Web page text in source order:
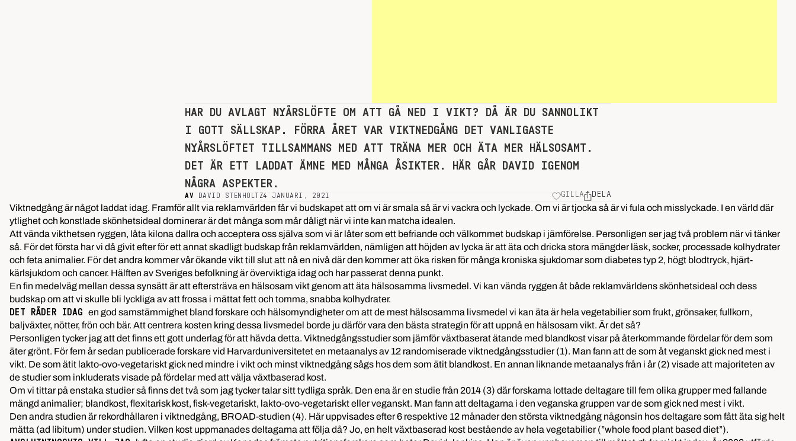
HAR DU AVLAGT NYÅRSLÖFTE OM ATT GÅ NED I VIKT? DÅ ÄR DU SANNOLIKT
I GOTT SÄLLSKAP. FÖRRA ÅRET VAR VIKTNEDGÅNG DET VANLIGASTE
NYÅRSLÖFTET TILLSAMMANS MED ATT TRÄNA MER OCH ÄTA MER HÄLSOSAMT.
DET ÄR ETT LADDAT ÄMNE MED MÅNGA ÅSIKTER. HÄR GÅR DAVID IGENOM
NÅGRA ASPEKTER.
AV DAVID STENHOLTZ4 JANUARI, 2021 GILLA DELA
Viktnedgång är något laddat idag. Framför allt via reklamvärlden får vi budskapet att om vi är smala så är vi vackra och lyckade. Om vi är tjocka så är vi fula och misslyckade. I en värld där
ytlighet och konstlade skönhetsideal dominerar är det många som mår dåligt när vi inte kan matcha idealen.
Att vända vikthetsen ryggen, låta kilona dallra och acceptera oss själva som vi är låter som ett befriande och välkommet budskap i jämförelse. Personligen ser jag två problem när vi tänker
så. För det första har vi då givit efter för ett annat skadligt budskap från reklamvärlden, nämligen att höjden av lycka är att äta och dricka stora mängder läsk, socker, processade kolhydrater
och feta animalier. För det andra kommer vår ökande vikt till slut att nå en nivå där den kommer att öka risken för många kroniska sjukdomar som diabetes typ 2, högt blodtryck, hjärt-
kärlsjukdom och cancer. Hälften av Sveriges befolkning är överviktiga idag och har passerat denna punkt.
En fin medelväg mellan dessa synsätt är att eftersträva en hälsosam vikt genom att äta hälsosamma livsmedel. Vi kan vända ryggen åt både reklamvärldens skönhetsideal och dess
budskap om att vi skulle bli lyckliga av att frossa i mättat fett och tomma, snabba kolhydrater.
DET RÅDER IDAG en god samstämmighet bland forskare och hälsomyndigheter om att de mest hälsosamma livsmedel vi kan äta är hela vegetabilier som frukt, grönsaker, fullkorn,
baljväxter, nötter, frön och bär. Att centrera kosten kring dessa livsmedel borde ju därför vara den bästa strategin för att uppnå en hälsosam vikt. Är det så?
Personligen tycker jag att det finns ett gott underlag för att hävda detta. Viktnedgångsstudier som jämför växtbaserat ätande med blandkost visar på återkommande fördelar för dem som
äter grönt. För fem år sedan publicerade forskare vid Harvarduniversitetet en metaanalys av 12 randomiserade viktnedgångsstudier (1). Man fann att de som åt veganskt gick ned mest i
vikt. De som ätit lakto-ovo-vegetariskt gick ned mindre i vikt och minst viktnedgång sågs hos dem som ätit blandkost. En annan liknande metaanalys från i år (2) visade att majoriteten av
de studier som inkluderats visade på fördelar med att välja växtbaserad kost.
Om vi tittar på enstaka studier så finns det två som jag tycker talar sitt tydliga språk. Den ena är en studie från 2014 (3) där forskarna lottade deltagare till fem olika grupper med fallande
mängd animalier; blandkost, flexitarisk kost, fisk-vegetariskt, lakto-ovo-vegetariskt eller veganskt. Man fann att deltagarna i den veganska gruppen var de som gick ned mest i vikt.
Den andra studien är rekordhållaren i viktnedgång, BROAD-studien (4). Här uppvisades efter 6 respektive 12 månader den största viktnedgång någonsin hos deltagare som fått äta sig helt
mätta (ad libitum) under studien. Vilken kost uppmanades deltagarna att följa då? Jo, en helt växtbaserad kost bestående av hela vegetabilier (”whole food plant based diet”).